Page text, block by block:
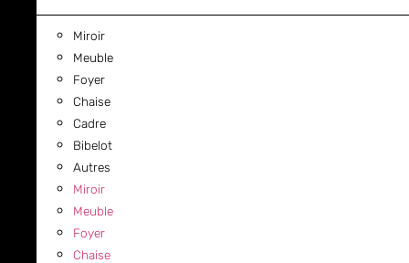
Miroir
Meuble
Foyer
Chaise
Cadre
Bibelot
Autres
Miroir
Meuble
Foyer
Chaise